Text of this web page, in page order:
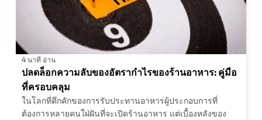
4 นาที อ่าน
ปลดล็อกความลับของอัตรากําไรของร้านอาหาร: คู่มือ
ที่ครอบคลุม
ในโลกที่คึกคักของการรับประทานอาหารผู้ประกอบการที่
ต้องการหลายคนใฝ่ฝันที่จะเปิดร้านอาหาร แต่เบื้องหลังของ